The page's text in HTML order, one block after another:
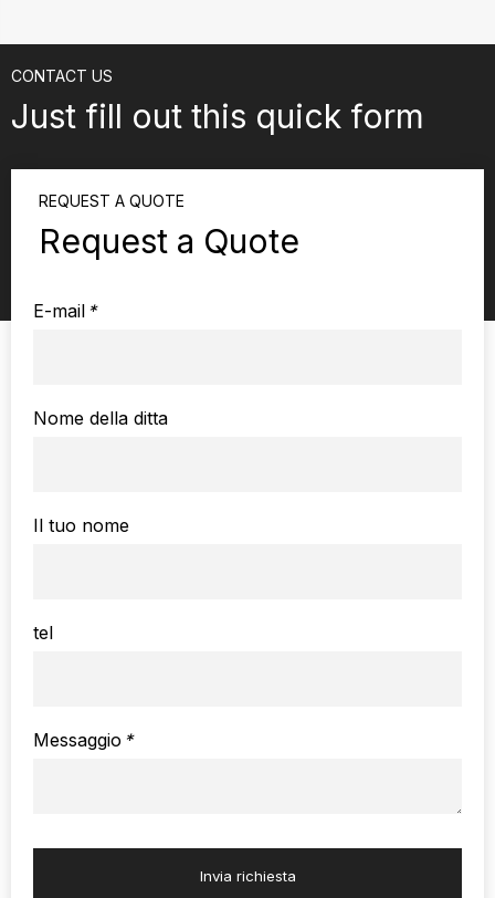
CONTACT US
Just fill out this quick form
REQUEST A QUOTE
Request a Quote
*
E-mail
Nome della ditta
Il tuo nome
tel
*
Messaggio
Invia richiesta